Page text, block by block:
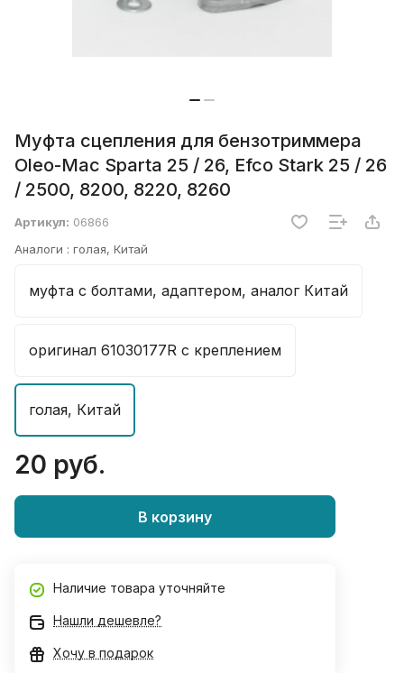
Муфта сцепления для бензотриммера
Oleo-Mac Sparta 25 / 26, Efco Stark 25 / 26
/ 2500, 8200, 8220, 8260
Артикул: 06866
Аналоги : голая, Китай
муфта с болтами, адаптером, аналог Китай
оригинал 61030177R с креплением
голая, Китай
20 руб.
В корзину
Наличие товара уточняйте
Нашли дешевле?
Хочу в подарок